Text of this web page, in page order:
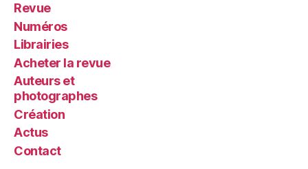
Revue
Numéros
Librairies
Acheter la revue
Auteurs et
photographes
Création
Actus
Contact